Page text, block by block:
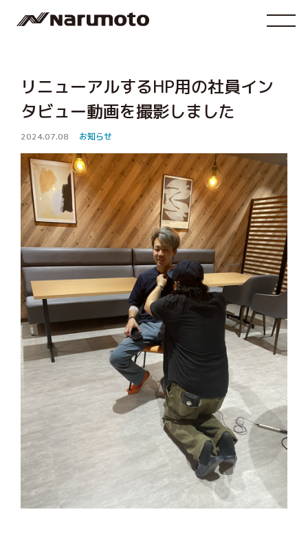
リニューアルするHP用の社員イン
タビュー動画を撮影しました
2024.07.08 お知らせ